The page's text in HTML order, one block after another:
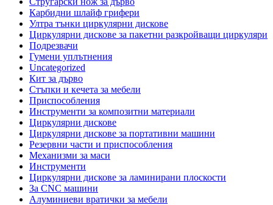
Карбидни шлайф грифери
Ултра тънки циркулярни дискове
Циркулярни дискове за пакетни разкройващи циркуляри
Подрезвачи
Гумени уплътнения
Uncategorized
Кит за дърво
Стъпки и кечета за мебели
Приспособления
Инструменти за композитни материали
Циркулярни дискове
Циркулярни дискове за портативни машини
Резервни части и приспособления
Механизми за маси
Инструменти
Циркулярни дискове за ламинирани плоскости
За CNC машини
Алуминиеви вратички за мебели